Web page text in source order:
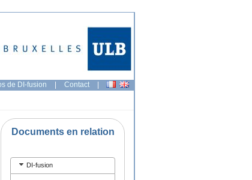
de DI-fusion | Contact |
Documents en relation
DI-fusion